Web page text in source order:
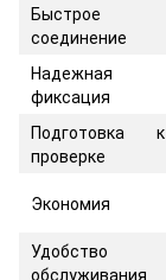
Быстрое
соединение
Надежная
фиксация
Подготовка к
проверке
Экономия
Удобство
обслуживания